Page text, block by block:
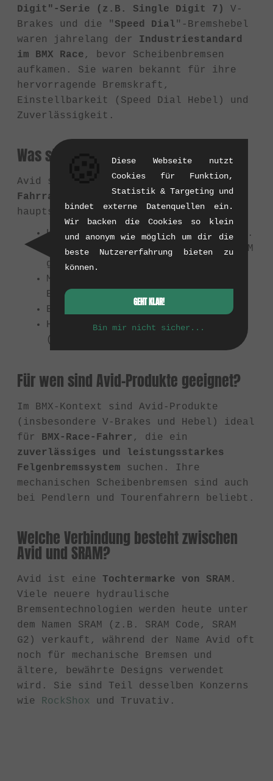
Digit"-Serie (z.B. Single Digit 7)
V-
Brakes und die " Speed Dial"-Bremshebel
waren jahrelang der Industriestandard
im BMX Race , bevor Scheibenbremsen
aufkamen. Sie waren bekannt für ihre
hervorragende Bremskraft,
Einstellbarkeit (Speed Dial Hebel) und
Zuverlässigkeit.
Was stellt Avid hauptsächlich her?
Avid stellt fast ausschließlich
Fahrradbremsen und Zubehör her,
hauptsächlich für Mountainbikes.
Hydraulische Scheibenbremsen (z.B.
Code, G2 - oft jetzt auch als SRAM
gebrandet)
Mechanische Scheibenbremsen (z.B.
BB7, BB5)
Bremshebel (z.B. Speed Dial 7)
Historisch: High-End V-Brakes
(z.B. Single Digit 7)
Für wen sind Avid-Produkte geeignet?
Im BMX-Kontext sind Avid-Produkte
(insbesondere V-Brakes und Hebel) ideal
für BMX-Race-Fahrer , die ein
zuverlässiges und leistungsstarkes
Felgenbremssystem suchen. Ihre
mechanischen Scheibenbremsen sind auch
bei Pendlern und Tourenfahrern beliebt.
Welche Verbindung besteht zwischen
Avid und SRAM?
Avid ist eine Tochtermarke von SRAM .
Viele neuere hydraulische
Bremsentechnologien werden heute unter
dem Namen SRAM (z.B. SRAM Code, SRAM
G2) verkauft, während der Name Avid oft
noch für mechanische Bremsen und
ältere, bewährte Designs verwendet
wird. Sie sind Teil desselben Konzerns
wie RockShox und Truvativ.
Diese Webseite nutzt
Cookies für Funktion,
Statistik & Targeting und
bindet externe Datenquellen ein.
Wir backen die Cookies so klein
und anonym wie möglich um dir die
beste Nutzererfahrung bieten zu
können.
GEHT KLAR!
Bin mir nicht sicher...